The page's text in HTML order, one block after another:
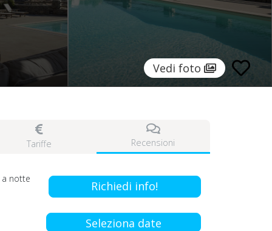
Vedi foto
Tariffe Recensioni
a notte
Richiedi info!
Seleziona date